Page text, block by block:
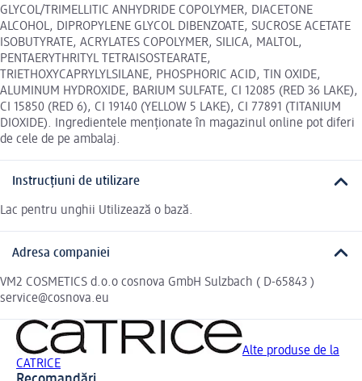
GLYCOL/TRIMELLITIC ANHYDRIDE COPOLYMER, DIACETONE
ALCOHOL, DIPROPYLENE GLYCOL DIBENZOATE, SUCROSE ACETATE
ISOBUTYRATE, ACRYLATES COPOLYMER, SILICA, MALTOL,
PENTAERYTHRITYL TETRAISOSTEARATE,
TRIETHOXYCAPRYLYLSILANE, PHOSPHORIC ACID, TIN OXIDE,
ALUMINUM HYDROXIDE, BARIUM SULFATE, CI 12085 (RED 36 LAKE),
CI 15850 (RED 6), CI 19140 (YELLOW 5 LAKE), CI 77891 (TITANIUM
DIOXIDE). Ingredientele menționate în magazinul online pot diferi
de cele de pe ambalaj.
Instrucțiuni de utilizare
Lac pentru unghii Utilizează o bază.
Adresa companiei
VM2 COSMETICS d.o.o cosnova GmbH Sulzbach ( D-65843 )
service@cosnova.eu
Alte produse de la
CATRICE